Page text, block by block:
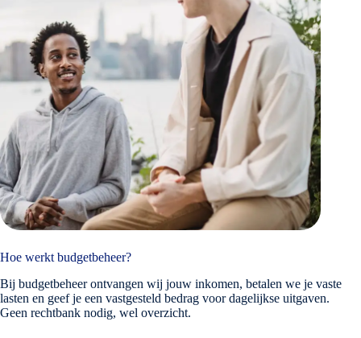
Hoe werkt budgetbeheer?
Bij budgetbeheer ontvangen wij jouw inkomen, betalen we je vaste
lasten en geef je een vastgesteld bedrag voor dagelijkse uitgaven.
Geen rechtbank nodig, wel overzicht.